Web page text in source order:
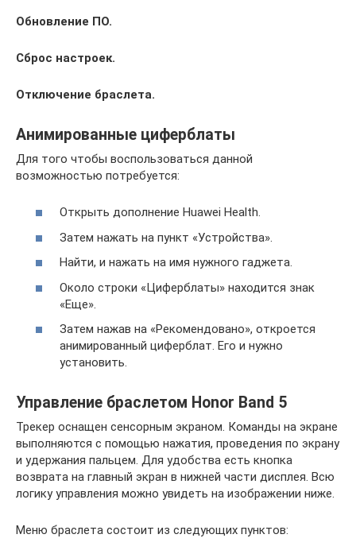
Обновление ПО.
Сброс настроек.
Отключение браслета.
Анимированные циферблаты
Для того чтобы воспользоваться данной
возможностью потребуется:
Открыть дополнение Huawei Health.
Затем нажать на пункт «Устройства».
Найти, и нажать на имя нужного гаджета.
Около строки «Циферблаты» находится знак
«Еще».
Затем нажав на «Рекомендовано», откроется
анимированный циферблат. Его и нужно
установить.
Управление браслетом Honor Band 5
Трекер оснащен сенсорным экраном. Команды на экране
выполняются с помощью нажатия, проведения по экрану
и удержания пальцем. Для удобства есть кнопка
возврата на главный экран в нижней части дисплея. Всю
логику управления можно увидеть на изображении ниже.
Меню браслета состоит из следующих пунктов: